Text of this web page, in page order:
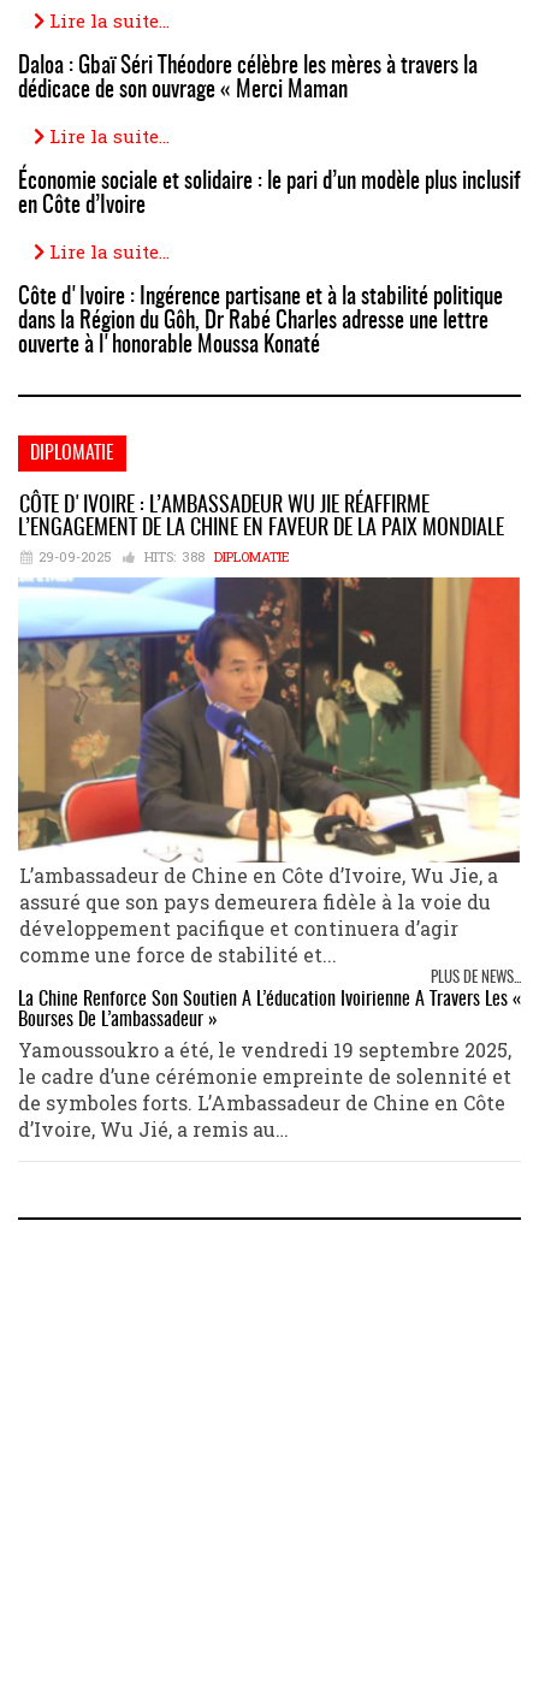
Lire la suite...
Daloa : Gbaï Séri Théodore célèbre les mères à travers la
dédicace de son ouvrage « Merci Maman
Lire la suite...
Économie sociale et solidaire : le pari d’un modèle plus inclusif
en Côte d’Ivoire
Lire la suite...
Côte d'Ivoire : Ingérence partisane et à la stabilité politique
dans la Région du Gôh, Dr Rabé Charles adresse une lettre
ouverte à l'honorable Moussa Konaté
DIPLOMATIE
CÔTE D'IVOIRE : L’AMBASSADEUR WU JIE RÉAFFIRME
L’ENGAGEMENT DE LA CHINE EN FAVEUR DE LA PAIX MONDIALE
29-09-2025 HITS: 388 DIPLOMATIE
L’ambassadeur de Chine en Côte d’Ivoire, Wu Jie, a
assuré que son pays demeurera fidèle à la voie du
développement pacifique et continuera d’agir
comme une force de stabilité et...
PLUS DE NEWS...
La Chine Renforce Son Soutien À L’éducation Ivoirienne À Travers Les «
Bourses De L’ambassadeur »
Yamoussoukro a été, le vendredi 19 septembre 2025,
le cadre d’une cérémonie empreinte de solennité et
de symboles forts. L’Ambassadeur de Chine en Côte
d’Ivoire, Wu Jié, a remis au…